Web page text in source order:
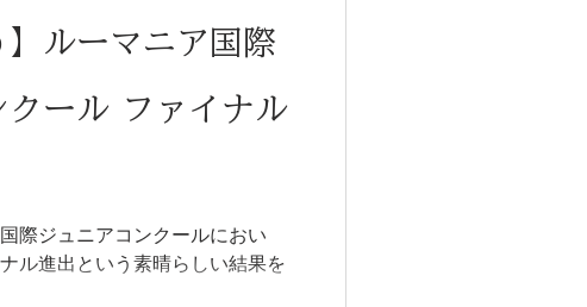
】ルーマニア国際
クール ファイナル
際ジュニアコンクールにおい
ル進出という素晴らしい結果を